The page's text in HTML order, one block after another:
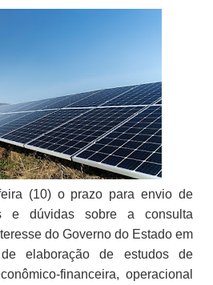
(10) o prazo para envio de
e dúvidas sobre a consulta
do Governo do Estado em
elaboração de estudos de
financeira, operacional